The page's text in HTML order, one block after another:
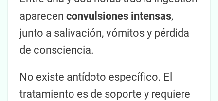
aparecen convulsiones intensas,
junto a salivación, vómitos y pérdida
de consciencia.
No existe antídoto específico. El
tratamiento es de soporte y requiere